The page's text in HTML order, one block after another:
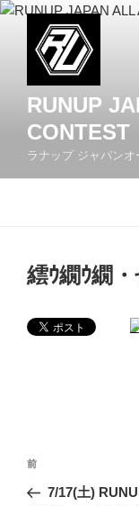
コ
ッ
RUNUP
CONTEST
ラナップ ジャパン
繧ｳ繝ｳ繝
投
前
の
前
7/17(土)